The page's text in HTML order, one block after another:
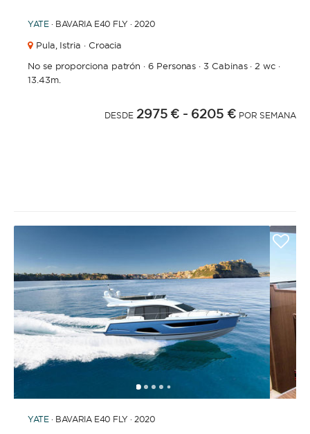
YATE · BAVARIA E40 FLY · 2020
Pula, Istria · Croacia
No se proporciona patrón ·6 Personas ·3 Cabinas· 2 wc·
13.43m.
DESDE 2975 € - 6205 € POR SEMANA
12345 17181920
21
YATE · BAVARIA E40 FLY · 2020